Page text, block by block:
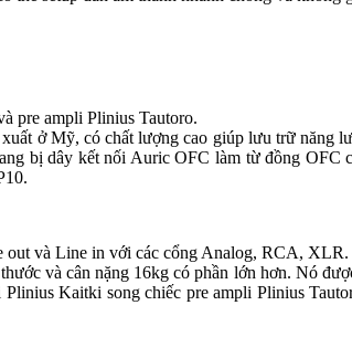
pre ampli Plinius Tautoro.
ở Mỹ, có chất lượng cao giúp lưu trữ năng
bị dây kết nối Auric OFC làm từ đồng OFC
out và Line in với các cổng Analog, RCA, XLR.
và cân nặng 16kg có phần lớn hơn. Nó
Kaitki song chiếc pre ampli Plinius